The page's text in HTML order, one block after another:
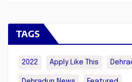
TAGS
2022 Apply Like This